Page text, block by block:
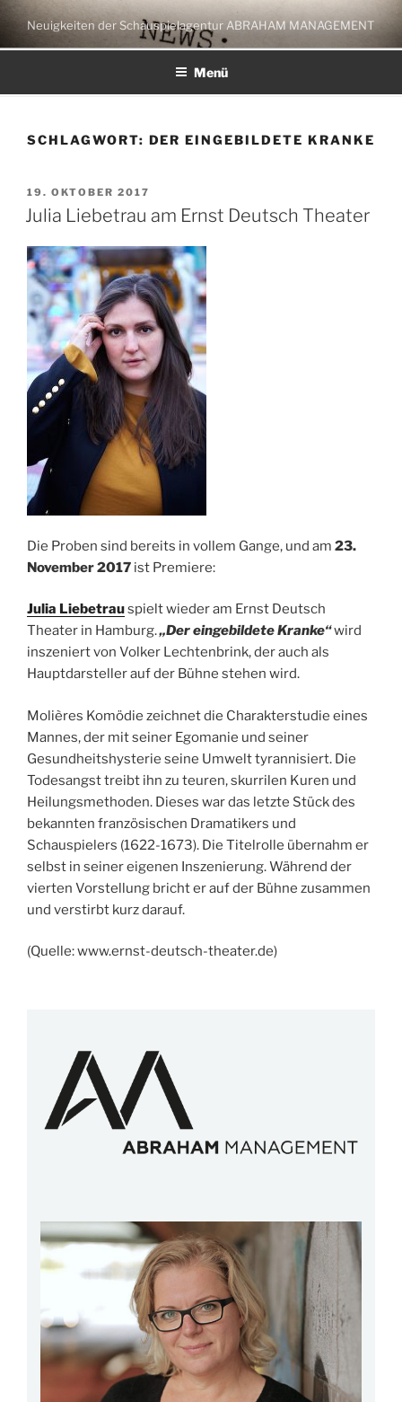
Zum
Inhalt
springen
Neuigkeiten der Schauspielagentur ABRAHAM MANAGEMENT
Menü
SCHLAGWORT: DER EINGEBILDETE KRANKE
VERÖFFENTLICHT
AM
19. OKTOBER 2017
Julia Liebetrau am Ernst Deutsch Theater
Die Proben sind bereits in vollem Gange, und am 23.
November 2017 ist Premiere:
Julia Liebetrauspielt wieder am Ernst Deutsch
Theater in Hamburg.„Der eingebildete Kranke“wird
inszeniert von Volker Lechtenbrink, der auch als
Hauptdarsteller auf der Bühne stehen wird.
Molières Komödie zeichnet die Charakterstudie eines
Mannes, der mit seiner Egomanie und seiner
Gesundheitshysterie seine Umwelt tyrannisiert. Die
Todesangst treibt ihn zu teuren, skurrilen Kuren und
Heilungsmethoden. Dieses war das letzte Stück des
bekannten französischen Dramatikers und
Schauspielers (1622-1673). Die Titelrolle übernahm er
selbst in seiner eigenen Inszenierung. Während der
vierten Vorstellung bricht er auf der Bühne zusammen
und verstirbt kurz darauf.
(Quelle: www.ernst-deutsch-theater.de)